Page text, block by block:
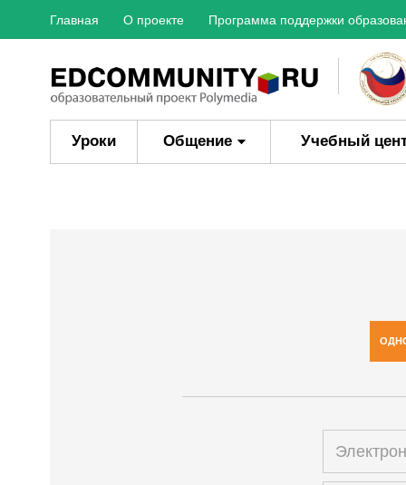
Главная О проекте Программа поддержки
Уроки Общение Учебный